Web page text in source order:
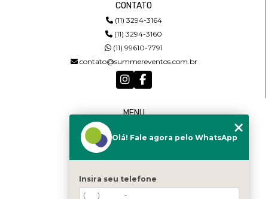
CONTATO
(11) 3294-3164
(11) 3294-3160
(11) 99610-7791
contato@summereventos.com.br
MENU
QUEM SOMOS
CONTATO
CATEGORIAS
Olá! Fale agora pelo WhatsApp
Insira seu telefone